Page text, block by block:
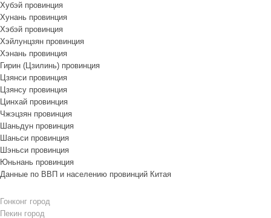
Хубэй провинция
Хунань провинция
Хэбэй провинция
Хэйлунцзян провинция
Хэнань провинция
Гирин (Цзилинь) провинция
Цзянси провинция
Цзянсу провинция
Цинхай провинция
Чжэцзян провинция
Шаньдун провинция
Шаньси провинция
Шэньси провинция
Юньнань провинция
Данные по ВВП и населению провинций Китая
Гонконг город
Пекин город